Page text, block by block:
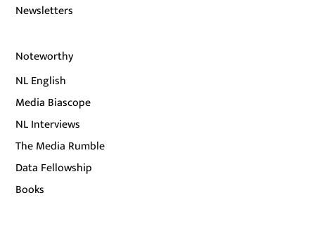
Newsletters
Noteworthy
NL English
Media Biascope
NL Interviews
The Media Rumble
Data Fellowship
Books